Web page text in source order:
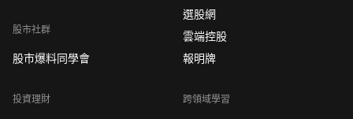
股市社群
股市爆料同學會
投資理財
選股網
雲端控股
報明牌
跨領域學習